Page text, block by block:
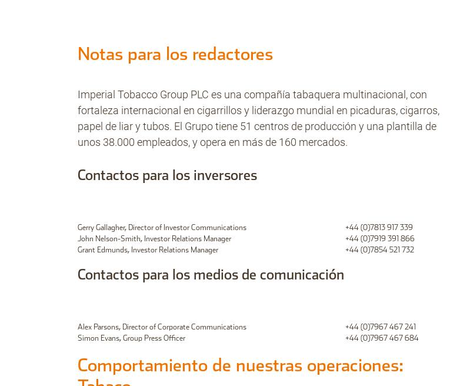
Notas para los redactores
Imperial Tobacco Group PLC es una compañía tabaquera multinacional, con
fortaleza internacional en cigarrillos y liderazgo mundial en picaduras, cigarros,
papel de liar y tubos. El Grupo tiene 51 centros de producción y una plantilla de
unos 38.000 empleados, y opera en más de 160 mercados.
Contactos para los inversores
Gerry Gallagher, Director of Investor Communications
+44 (0)7813 917 339
John Nelson-Smith, Investor Relations Manager
+44 (0)7919 391 866
Grant Edmunds, Investor Relations Manager
+44 (0)7854 521 732
Contactos para los medios de comunicación
Alex Parsons, Director of Corporate Communications
+44 (0)7967 467 241
Simon Evans, Group Press Officer
+44 (0)7967 467 684
Comportamiento de nuestras operaciones: